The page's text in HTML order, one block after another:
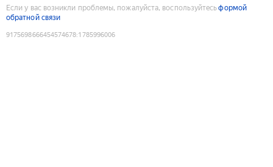
Если у вас возникли проблемы, пожалуйста, воспользуйтесьформой
обратной связи
9175698666454574678:1785996006